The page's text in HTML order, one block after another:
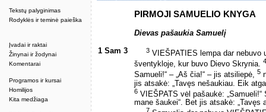
Tekstų palyginimas
Rodyklės ir teminė paieška
Įvadai ir raktai
Žinynai ir žodynai
Komentarai
Programos ir kursai
Homilijos
Kita medžiaga
PIRMOJI SAMUELIO KNYGA
Dievas pašaukia Samuelį
1 Sam 3 3 VIEŠPATIES lempa dar nebuvo
šventykloje, kur buvo Dievo Skrynia. 4
Samueli!“ – „Aš čia!“ – jis atsiliepė, 5
jis atsakė: „Tavęs nešaukiau. Eik
6 VIEŠPATS vėl pašaukė:
mane šaukei“. Bet jis atsakė:
7